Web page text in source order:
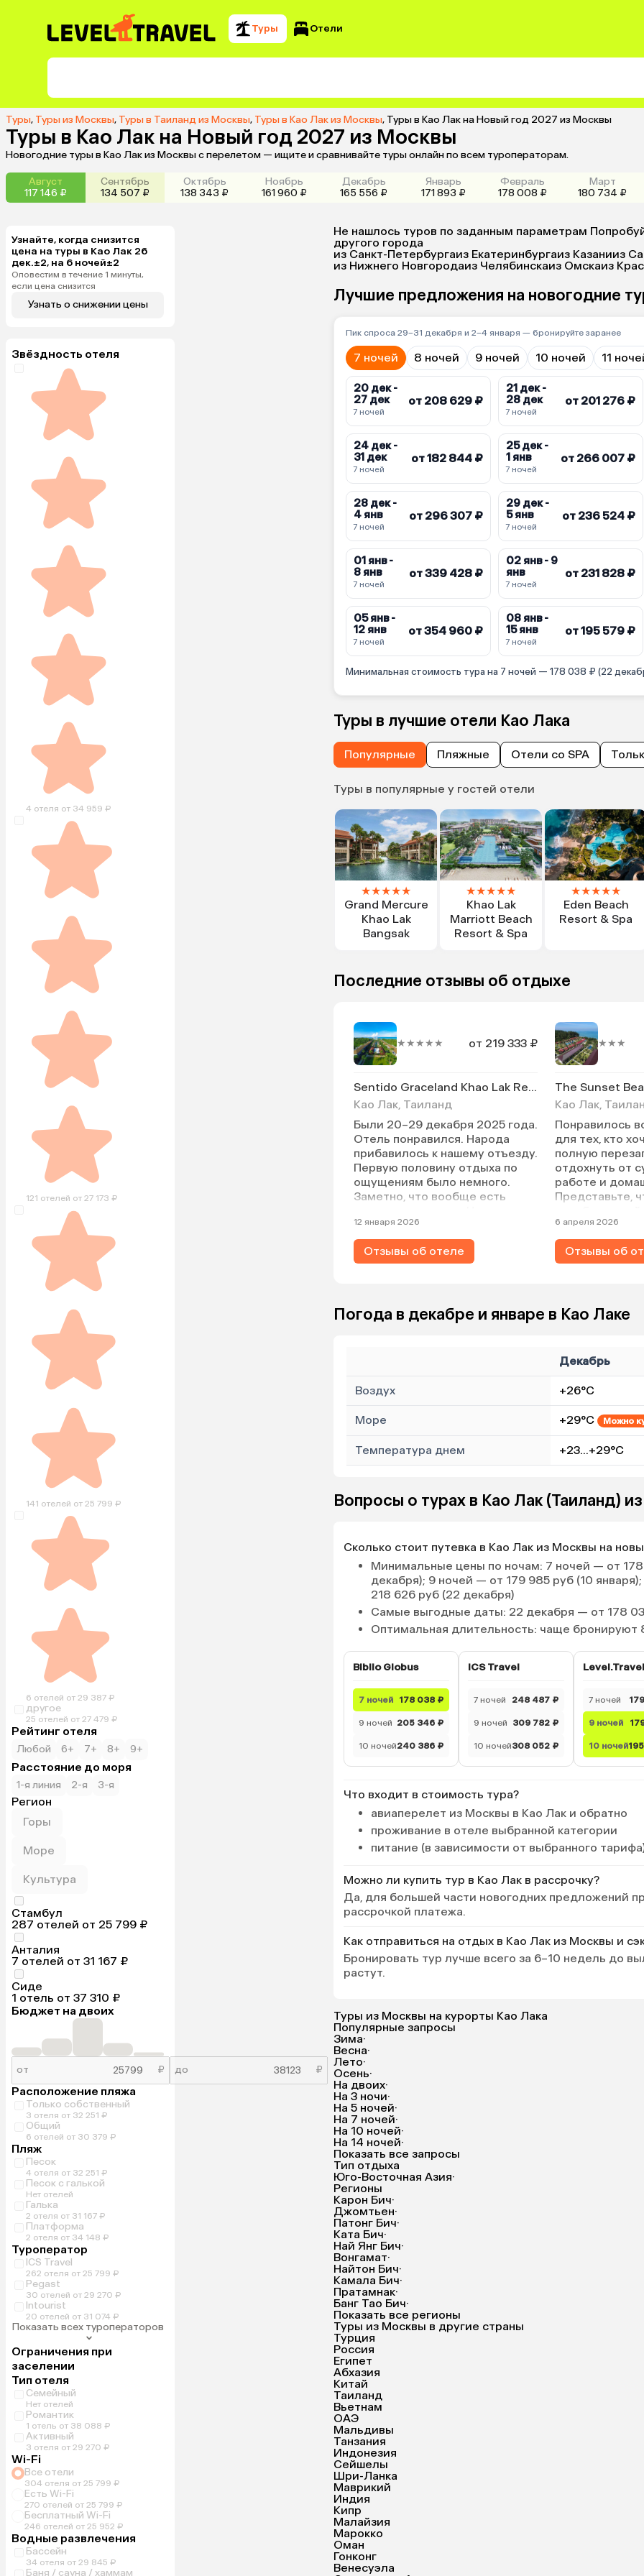
Туры Отели
Туры, Туры из Москвы, Туры в Таиланд из Москвы, Туры в Као Лак из Москвы, Туры в Као Лак на Новый год 2027 из Москвы
Туры в Као Лак на Новый год 2027 из Москвы
Новогодние туры в Као Лак из Москвы с перелетом — ищите и сравнивайте туры онлайн по всем туроператорам.
Август
117 146 ₽
Сентябрь
134 507 ₽
Октябрь
138 343 ₽
Ноябрь
161 960 ₽
Декабрь
165 556 ₽
Январь
171 893 ₽
Февраль
178 008 ₽
Март
180 734 ₽
Узнайте, когда снизится
цена на туры в Као Лак 26
дек.±2, на 6 ночей±2
Оповестим в течение 1 минуты,
если цена снизится
Узнать о снижении цены
Звёздность отеля
4 отеля от 34 959 ₽
121 отелей от 27 173 ₽
141 отелей от 25 799 ₽
6 отелей от 29 387 ₽
другое
25 отелей от 27 479 ₽
Рейтинг отеля
Любой 6+ 7+ 8+ 9+
Расстояние до моря
1-я линия 2-я 3-я
Регион
Горы
Море
Культура
Стамбул
287 отелей от 25 799 ₽
Анталия
7 отелей от 31 167 ₽
Сиде
1 отель от 37 310 ₽
Бюджет на двоих
от ₽ до ₽
Расположение пляжа
Только собственный
3 отеля от 32 251 ₽
Общий
6 отелей от 30 379 ₽
Пляж
Песок
4 отеля от 32 251 ₽
Песок с галькой
Нет отелей
Галька
2 отеля от 31 167 ₽
Платформа
2 отеля от 34 148 ₽
Туроператор
ICS Travel
262 отеля от 25 799 ₽
Pegast
30 отелей от 29 270 ₽
Intourist
20 отелей от 31 074 ₽
Показать всех туроператоров
Ограничения при
заселении
Тип отеля
Семейный
Нет отелей
Романтик
1 отель от 38 088 ₽
Активный
3 отеля от 29 270 ₽
Wi-Fi
Все отели
304 отеля от 25 799 ₽
Есть Wi-Fi
270 отелей от 25 799 ₽
Бесплатный Wi-Fi
246 отелей от 25 952 ₽
Водные развлечения
Бассейн
34 отеля от 29 845 ₽
Баня / сауна / хаммам
Не нашлось туров по заданным параметрам
другого города
из Санкт-Петербургаиз Екатеринбургаиз Казанииз
из Нижнего Новгородаиз Челябинскаиз Омскаиз
Лучшие предложения на новогодние
Пик спроса 29–31 декабря и 2–4 января — бронируйте заранее
7 ночей 8 ночей 9 ночей 10 ночей 11
20 дек -
27 дек
7 ночей
от 208 629 ₽
21 дек -
28 дек
7 ночей
от 201 276 ₽
24 дек -
31 дек
7 ночей
от 182 844 ₽
25 дек -
1 янв
7 ночей
от 266 007 ₽
28 дек -
4 янв
7 ночей
от 296 307 ₽
29 дек -
5 янв
7 ночей
от 236 524 ₽
01 янв -
8 янв
7 ночей
от 339 428 ₽
02 янв - 9
янв
7 ночей
от 231 828 ₽
05 янв -
12 янв
7 ночей
от 354 960 ₽
08 янв -
15 янв
7 ночей
от 195 579 ₽
Минимальная стоимость тура на 7 ночей — 178 038 ₽ (22
Туры в лучшие отели Као Лака
Популярные Пляжные Отели со SPA
Туры в популярные у гостей отели
★★★★★
Grand Mercure
Khao Lak
Bangsak
★★★★★
Khao Lak
Marriott Beach
Resort & Spa
★★★★★
Eden Beach
Resort & Spa
Последние отзывы об отдыхе
★★★★★ от 219 333 ₽
Sentido Graceland Khao Lak Resort & Spa
Као Лак, Таиланд
Были 20–29 декабря 2025 года.
Отель понравился. Народа
прибавилось к нашему отъезду.
Первую половину отдыха по
ощущениям было немного.
Заметно, что вообще есть
совсем мало. И завтраки, и
ужины (которые можно
поменять на обед) очень
достойные. Территория отеля
прогуляться очень приятно.
Шезлонги на пляже находили в
морю) на пляже отличные
Tawan Beach Restaurant & Bar,
официантов учит русский язык,
очень прилично говорит.
время не наблюдалось. В
бассейне плавали один раз, где
Но когда есть прекрасное
чистое теплое море, нам
бассейн не понадобился.
Массажи делали каждый день
рядом с отелем (сразу слева
при выходе из отеля). Нам
понравилось, реально очень
массажистки очень старались.
Отдыхом остались довольны,
год.
12 января 2026
Отзывы об отеле
★★★
The Sunset
Као Лак,
Понравилось
для тех, кто
полную
отдохнуть от
работе и
Представьте,
релакса,
все где-то,
Еда отличная,
и смена белья
6 апреля 2026
Отзывы об
Погода в декабре и январе в Као Лаке
Декабрь
Воздух +26°C
Море +29°C Можно
Температура днем +23…+29°C
Вопросы о турах в Као Лак (Таиланд)
Сколько стоит путевка в Као Лак из Москвы на
Минимальные цены по ночам: 7 ночей — от
декабря); 9 ночей — от 179 985 руб (10
218 626 руб (22 декабря)
Самые выгодные даты: 22 декабря — от 178
Оптимальная длительность: чаще бронируют
Biblio Globus
7 ночей 178 038 ₽
9 ночей 205 346 ₽
10 ночей240 386 ₽
ICS Travel
7 ночей 248 487 ₽
9 ночей 309 782 ₽
10 ночей308 052 ₽
Level.Travel
7 ночей
9 ночей
10 ночей
Что входит в стоимость тура?
авиаперелет из Москвы в Као Лак и обратно
проживание в отеле выбранной категории
питание (в зависимости от выбранного
Можно ли купить тур в Као Лак в рассрочку?
Да, для большей части новогодних предложений
рассрочкой платежа.
Как отправиться на отдых в Као Лак из Москвы и
Бронировать тур лучше всего за 6–10 недель до
растут.
Туры из Москвы на курорты Као Лака
Популярные запросы
Зима·
Весна·
Лето·
Осень·
На двоих·
На 3 ночи·
На 5 ночей·
На 7 ночей·
На 10 ночей·
На 14 ночей·
Показать все запросы
Тип отдыха
Юго-Восточная Азия·
Регионы
Карон Бич·
Джомтьен·
Патонг Бич·
Ката Бич·
Най Янг Бич·
Вонгамат·
Найтон Бич·
Камала Бич·
Пратамнак·
Банг Тао Бич·
Показать все регионы
Туры из Москвы в другие страны
Турция
Россия
Египет
Абхазия
Китай
Таиланд
Вьетнам
ОАЭ
Мальдивы
Танзания
Индонезия
Сейшелы
Шри-Ланка
Маврикий
Индия
Кипр
Малайзия
Марокко
Оман
Гонконг
Венесуэла